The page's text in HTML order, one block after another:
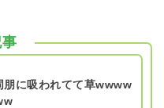
朋に吸われてて草wwww